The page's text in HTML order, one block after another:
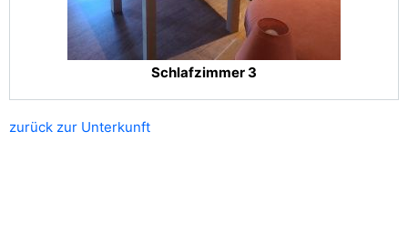
Schlafzimmer 3
zurück zur Unterkunft